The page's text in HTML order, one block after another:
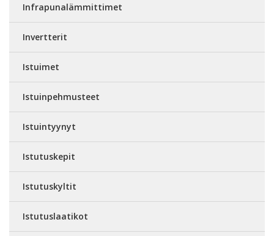
Infrapunalämmittimet
Invertterit
Istuimet
Istuinpehmusteet
Istuintyynyt
Istutuskepit
Istutuskyltit
Istutuslaatikot